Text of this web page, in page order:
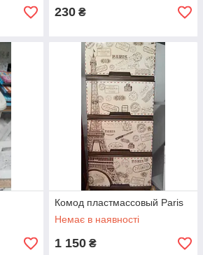
230 ₴
Комод пластмассовый Paris
Немає в наявності
1 150 ₴